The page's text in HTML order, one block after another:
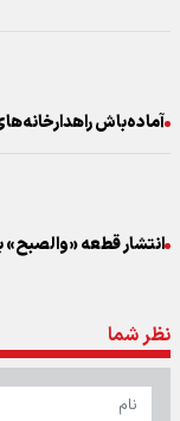
آماده‌باش
انتشار قطعه
نظر شما